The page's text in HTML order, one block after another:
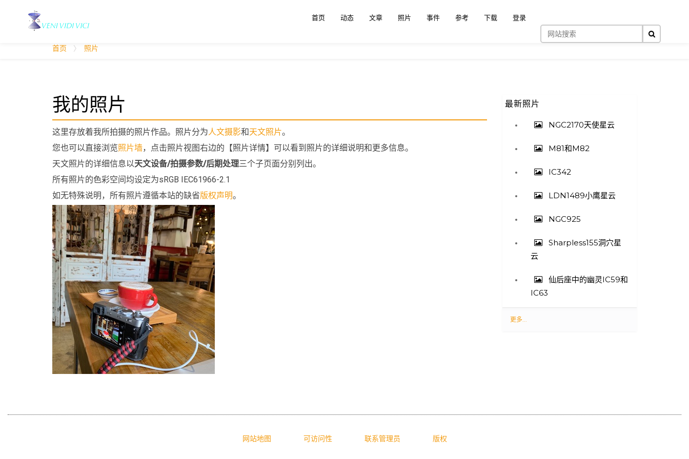
首页 动态 文章 照片 事件 参考 下载 登录
您
首页 照片
我的照片
这里存放着我所拍摄的照片作品。照片分为人文摄影和天文照片。
您也可以直接浏览照片墙，点击照片视图右边的【照片详情】可以看到照片的详细说明和更多信息。
天文照片的详细信息以天文设备/拍摄参数/后期处理三个子页面分别列出。
所有照片的色彩空间均设定为sRGB IEC61966-2.1
如无特殊说明，所有照片遵循本站的缺省版权声明。
最新照片
NGC2170天使星云
M81和M82
IC342
LDN1489小鹰星云
NGC925
Sharpless155洞穴星
云
仙后座中的幽灵IC59和
IC63
最
更多...
网站地图 可访问性 联系管理员 版权